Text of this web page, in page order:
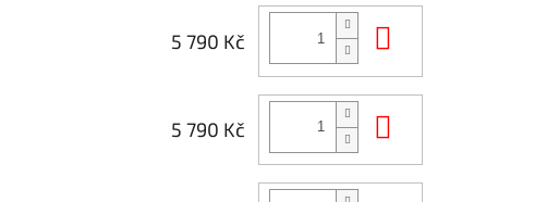
5 790 Kč
5 790 Kč